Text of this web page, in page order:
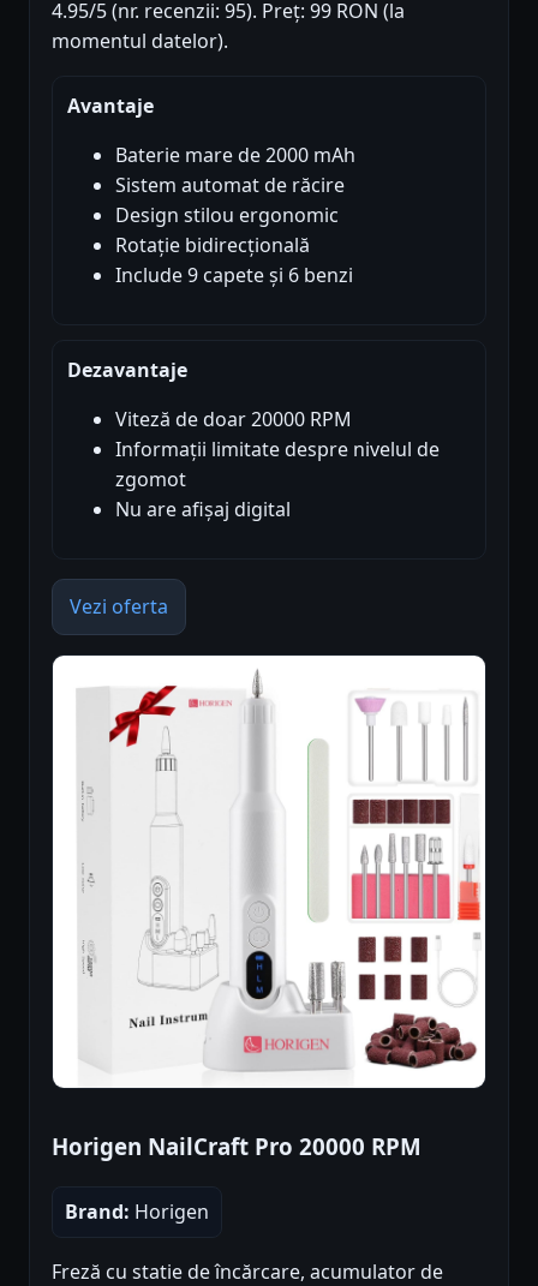
4.95/5 (nr. recenzii: 95). Preț: 99 RON (la
momentul datelor).
Avantaje
Baterie mare de 2000 mAh
Sistem automat de răcire
Design stilou ergonomic
Rotație bidirecțională
Include 9 capete și 6 benzi
Dezavantaje
Viteză de doar 20000 RPM
Informații limitate despre nivelul de
zgomot
Nu are afișaj digital
Vezi oferta
Horigen NailCraft Pro 20000 RPM
Brand: Horigen
Freză cu statie de încărcare, acumulator de